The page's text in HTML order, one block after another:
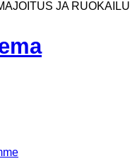
JA RUOKAILU